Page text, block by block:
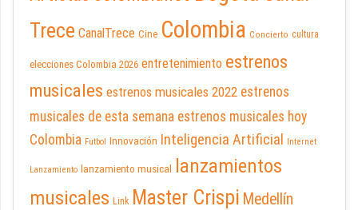
Trece CanalTrece Cine Colombia Concierto cultura
elecciones Colombia 2026 entretenimiento estrenos
musicales estrenos musicales 2022 estrenos
musicales de esta semana estrenos musicales hoy
Colombia Futbol Innovación Inteligencia Artificial Internet
Lanzamiento lanzamiento musical
lanzamientos
musicales Link Master Crispi Medellín